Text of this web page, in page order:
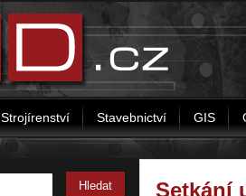
Strojírenství Stavebnictví GIS
Setkání